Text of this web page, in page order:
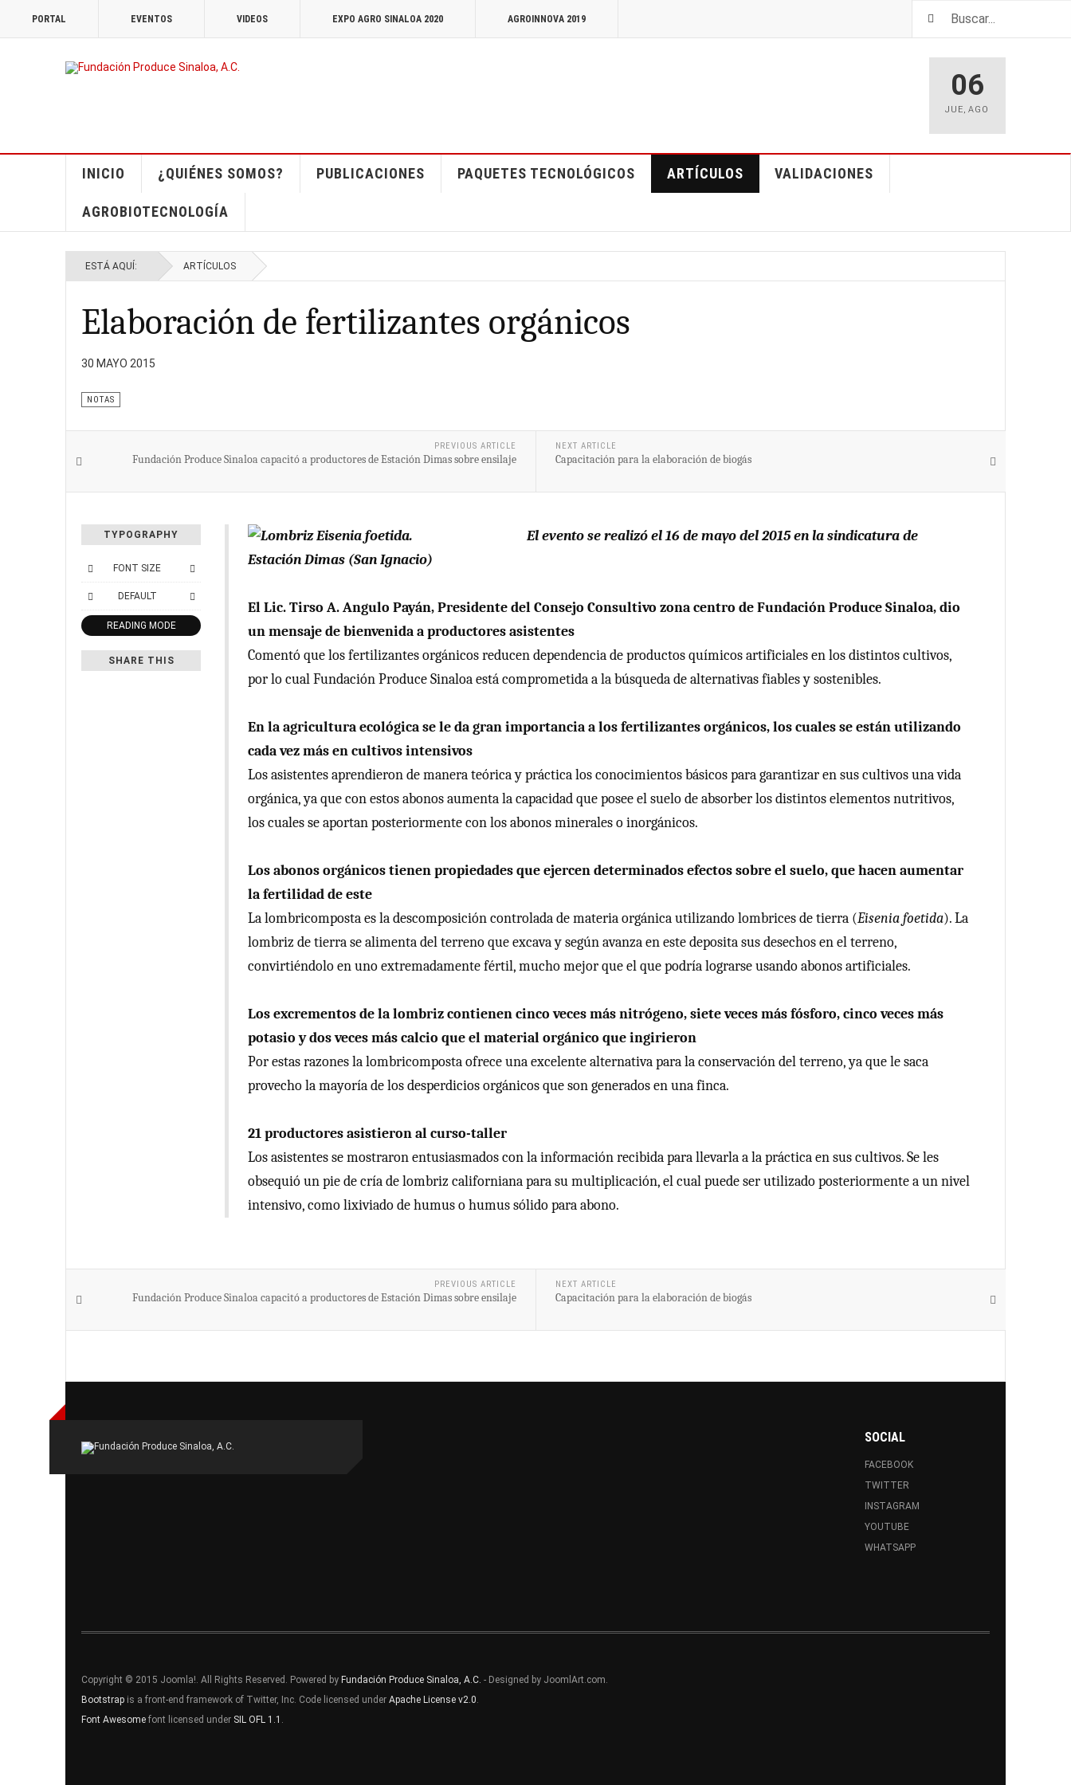
PORTAL EVENTOS VIDEOS EXPO AGRO SINALOA 2020 AGROINNOVA 2019
06
JUE,AGO
INICIO ¿QUIÉNES SOMOS? PUBLICACIONES PAQUETES TECNOLÓGICOS ARTÍCULOS VALIDACIONES
AGROBIOTECNOLOGÍA
ESTÁ AQUÍ: ARTÍCULOS
Elaboración de fertilizantes orgánicos
30 MAYO 2015
NOTAS
PREVIOUS ARTICLE
Fundación Produce Sinaloa capacitó a productores de Estación Dimas sobre ensilaje
NEXT ARTICLE
Capacitación para la elaboración de biogás
TYPOGRAPHY
FONT SIZE
DEFAULT
READING MODE
SHARE THIS
El evento se realizó el 16 de mayo del 2015 en la sindicatura de
Estación Dimas (San Ignacio)
El Lic. Tirso A. Angulo Payán, Presidente del Consejo Consultivo zona centro de Fundación Produce Sinaloa, dio
un mensaje de bienvenida a productores asistentes
Comentó que los fertilizantes orgánicos reducen dependencia de productos químicos artificiales en los distintos cultivos,
por lo cual Fundación Produce Sinaloa está comprometida a la búsqueda de alternativas fiables y sostenibles.
En la agricultura ecológica se le da gran importancia a los fertilizantes orgánicos, los cuales se están utilizando
cada vez más en cultivos intensivos
Los asistentes aprendieron de manera teórica y práctica los conocimientos básicos para garantizar en sus cultivos una vida
orgánica, ya que con estos abonos aumenta la capacidad que posee el suelo de absorber los distintos elementos nutritivos,
los cuales se aportan posteriormente con los abonos minerales o inorgánicos.
Los abonos orgánicos tienen propiedades que ejercen determinados efectos sobre el suelo, que hacen aumentar
la fertilidad de este
La lombricomposta es la descomposición controlada de materia orgánica utilizando lombrices de tierra (Eisenia foetida). La
lombriz de tierra se alimenta del terreno que excava y según avanza en este deposita sus desechos en el terreno,
convirtiéndolo en uno extremadamente fértil, mucho mejor que el que podría lograrse usando abonos artificiales.
Los excrementos de la lombriz contienen cinco veces más nitrógeno, siete veces más fósforo, cinco veces más
potasio y dos veces más calcio que el material orgánico que ingirieron
Por estas razones la lombricomposta ofrece una excelente alternativa para la conservación del terreno, ya que le saca
provecho la mayoría de los desperdicios orgánicos que son generados en una finca.
21 productores asistieron al curso-taller
Los asistentes se mostraron entusiasmados con la información recibida para llevarla a la práctica en sus cultivos. Se les
obsequió un pie de cría de lombriz californiana para su multiplicación, el cual puede ser utilizado posteriormente a un nivel
intensivo, como lixiviado de humus o humus sólido para abono.
PREVIOUS ARTICLE
Fundación Produce Sinaloa capacitó a productores de Estación Dimas sobre ensilaje
NEXT ARTICLE
Capacitación para la elaboración de biogás
SOCIAL
FACEBOOK
TWITTER
INSTAGRAM
YOUTUBE
WHATSAPP
Copyright © 2015 Joomla!. All Rights Reserved. Powered by Fundación Produce Sinaloa, A.C. - Designed by JoomlArt.com.
Bootstrap is a front-end framework of Twitter, Inc. Code licensed under Apache License v2.0.
Font Awesome font licensed under SIL OFL 1.1 .